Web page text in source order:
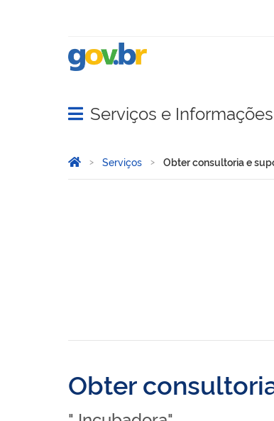
Abrir menu principal de navegação
Serviços e
Você está aqui:
Página Inicial
Serviços Obter consultoria e
Obter